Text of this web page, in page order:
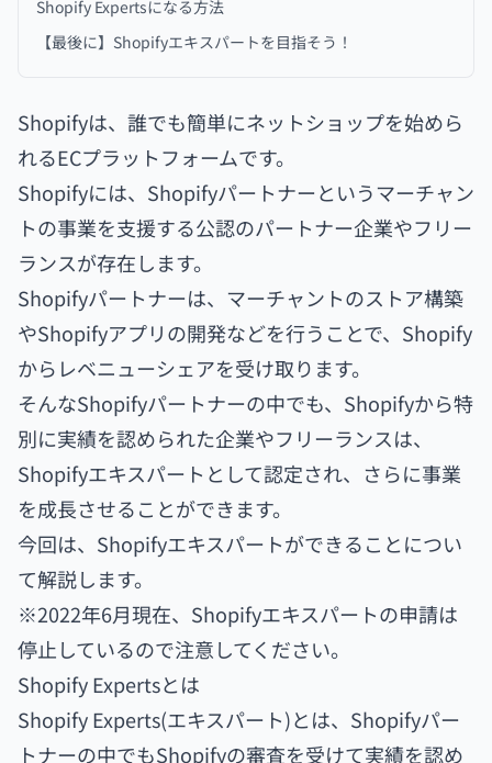
Shopify Expertsになる方法
【最後に】Shopifyエキスパートを目指そう！
Shopifyは、誰でも簡単にネットショップを始めら
れるECプラットフォームです。
Shopifyには、Shopifyパートナーというマーチャン
トの事業を支援する公認のパートナー企業やフリー
ランスが存在します。
Shopifyパートナーは、マーチャントのストア構築
やShopifyアプリの開発などを行うことで、Shopify
からレベニューシェアを受け取ります。
そんなShopifyパートナーの中でも、Shopifyから特
別に実績を認められた企業やフリーランスは、
Shopifyエキスパートとして認定され、さらに事業
を成長させることができます。
今回は、Shopifyエキスパートができることについ
て解説します。
※2022年6月現在、Shopifyエキスパートの申請は
停止しているので注意してください。
Shopify Expertsとは
Shopify Experts(エキスパート)とは、Shopifyパー
トナーの中でもShopifyの審査を受けて実績を認め